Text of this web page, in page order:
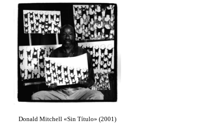
Donald Mitchell «Sin Título» (2001)